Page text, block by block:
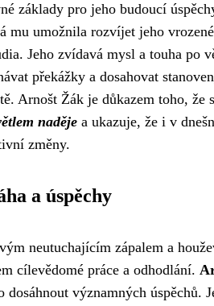
základy pro jeho budoucí
mu umožnila rozvíjet jeho
Jeho zvídavá mysl a touha
překážky a dosahovat
Arnošt Žák je důkazem toho,
naděje a ukazuje, že i v
změny.
a úspěchy
neutuchajícím zápalem a
cílevědomé práce a odhodlání.
dosáhnout významných úspěchů.